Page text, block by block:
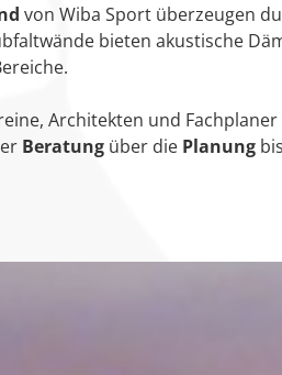
von Wiba Sport überzeugen
bieten akustische
Architekten und
Beratung über die Planung